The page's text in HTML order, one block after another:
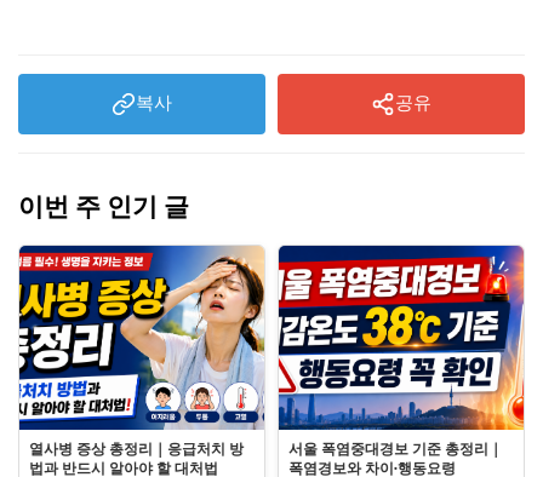
복사 공유
이번 주 인기 글
열사병 증상 총정리｜응급처치 방
법과 반드시 알아야 할 대처법
서울 폭염중대경보 기준 총정리｜
폭염경보와 차이·행동요령